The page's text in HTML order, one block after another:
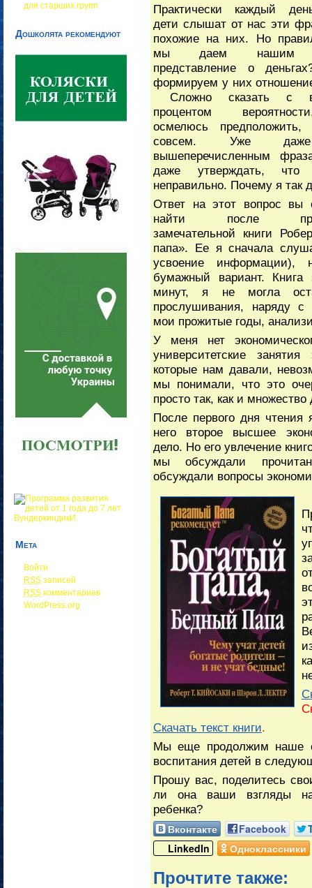
для старших групп
Дошколята рекомендуют
Мета
Войти
RSS записей
RSS комментариев
WordPress.org
Практически каждый
дети слышат от нас эти
похожие на них. Но
мы даем нашим
представление о
формируем у них
Сложно сказать с
процентом
осмелюсь
совсем. Уже
вышеперечисленным
даже утверждать, что
неправильно. Почему я так
Ответ на этот вопрос вы
найти после
замечательной книги
папа». Ее я сначала
усвоение информации),
бумажный вариант.
минут, я не могла
прослушивания, наряду с
мои прожитые годы,
У меня нет
университетские
которые нам давали,
мы понимали, что это
просто так, как и множество
После первого дня чтения
него второе высшее
дело. Но его увлечение
мы обсуждали
обсуждали вопросы
Скачать текст книги.
Мы еще продолжим наше
воспитания детей в
Прошу вас, поделитесь
ли она ваши взгляды на
ребенка?
Вконтакте
Facebook
LinkedIn
Одноклассники
Прочтите также: